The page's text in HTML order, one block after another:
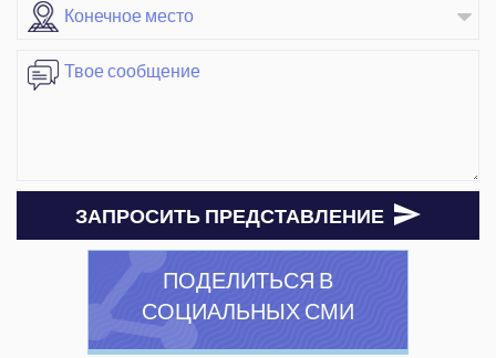
ЗАПРОСИТЬ ПРЕДСТАВЛЕНИЕ
ПОДЕЛИТЬСЯ В
СОЦИАЛЬНЫХ СМИ